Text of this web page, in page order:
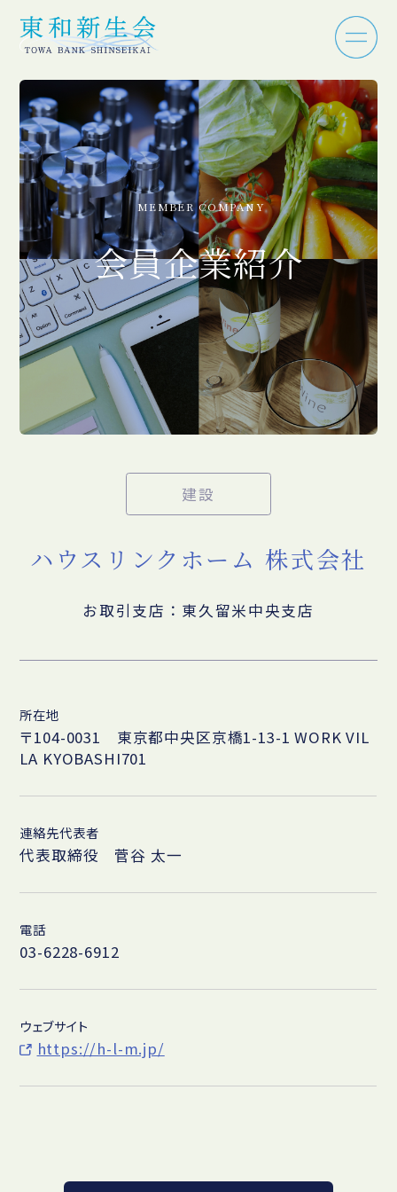
MEMBER COMPANY
会員企業紹介
建設
ハウスリンクホーム 株式会社
お取引支店：東久留米中央支店
所在地
〒104-0031 東京都中央区京橋1-13-1 WORK VIL
LA KYOBASHI701
連絡先代表者
代表取締役 菅谷 太一
電話
03-6228-6912
ウェブサイト
https://h-l-m.jp/